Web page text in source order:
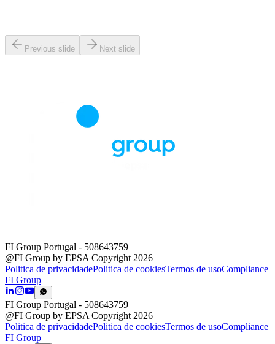
Previous slide Next slide
FI Group Portugal - 508643759
@FI Group by EPSA Copyright 2026
Politica de privacidadePolitica de cookiesTermos de usoCompliance
FI Group
FI Group Portugal - 508643759
@FI Group by EPSA Copyright 2026
Politica de privacidadePolitica de cookiesTermos de usoCompliance
FI Group